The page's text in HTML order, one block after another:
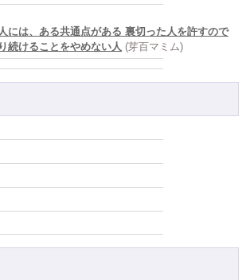
には、ある共通点がある 裏切った人を許すので
続けることをやめない人 (芽百マミム)
みを繰り返すあなたへ (紅月Luru)
が教えてくれた、"積み重ねた先にある豊か
を やめてみました。届いた 一通のメッセー
自分の軸を持ちながら、世界と対話する日